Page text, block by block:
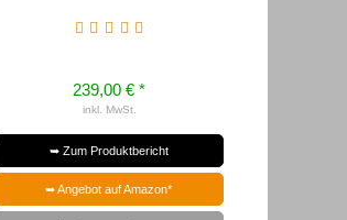
239,00 € *
inkl. MwSt.
➥ Zum Produktbericht
➥ Angebot auf Amazon*